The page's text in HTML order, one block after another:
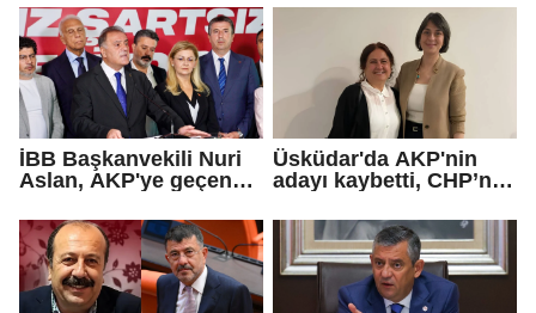
İBB Başkanvekili Nuri
Aslan, AKP'ye geçen
iddialarına yanıt verdi
Üsküdar'da AKP'nin
adayı kaybetti, CHP’nin
Çetinkaya Başkan
Vekili seçildi